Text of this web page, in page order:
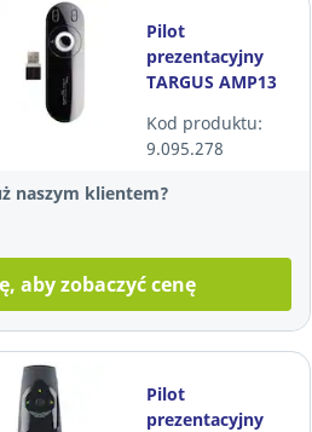
Pilot
prezentacyjny
TARGUS AMP13
Kod produktu:
9.095.278
naszym klientem?
aby zobaczyć cenę
Pilot
prezentacyjny